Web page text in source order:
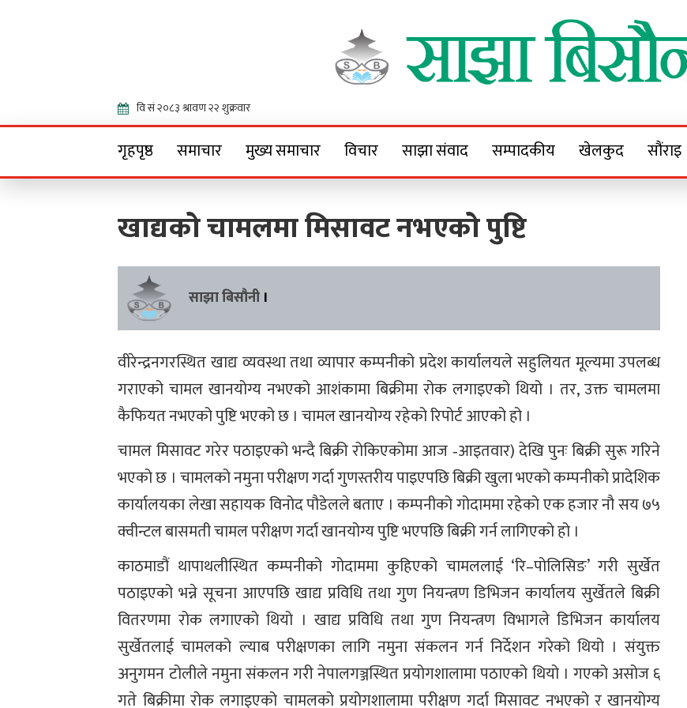
Sajha Bisaunee
गृहपृष्ठ समाचार मुख्य समाचार विचार साझा संवाद सम्पादकीय खेलकुद सौंराइ
खाद्यको चामलमा मिसावट नभएको पुष्टि
साझा बिसौनी ।
वीरेन्द्रनगरस्थित खाद्य व्यवस्था तथा व्यापार कम्पनीको प्रदेश कार्यालयले सहुलियत मूल्यमा उपलब्ध
गराएको चामल खानयोग्य नभएको आशंकामा बिक्रीमा रोक लगाइएको थियो । तर, उक्त चामलमा
कैफियत नभएको पुष्टि भएको छ । चामल खानयोग्य रहेको रिपोर्ट आएको हो ।
चामल मिसावट गरेर पठाइएको भन्दै बिक्री रोकिएकोमा आज ‐आइतवार) देखि पुनः बिक्री सुरू गरिने
भएको छ । चामलको नमुना परीक्षण गर्दा गुणस्तरीय पाइएपछि बिक्री खुला भएको कम्पनीको प्रादेशिक
कार्यालयका लेखा सहायक विनोद पौडेलले बताए । कम्पनीको गोदाममा रहेको एक हजार नौ सय ७५
क्वीन्टल बासमती चामल परीक्षण गर्दा खानयोग्य पुष्टि भएपछि बिक्री गर्न लागिएको हो ।
काठमाडौं थापाथलीस्थित कम्पनीको गोदाममा कुहिएको चामललाई ‘रि–पोलिसिङ’ गरी सुर्खेत
पठाइएको भन्ने सूचना आएपछि खाद्य प्रविधि तथा गुण नियन्त्रण डिभिजन कार्यालय सुर्खेतले बिक्री
वितरणमा रोक लगाएको थियो । खाद्य प्रविधि तथा गुण नियन्त्रण विभागले डिभिजन कार्यालय
सुर्खेतलाई चामलको ल्याब परीक्षणका लागि नमुना संकलन गर्न निर्देशन गरेको थियो । संयुक्त
अनुगमन टोलीले नमुना संकलन गरी नेपालगञ्जस्थित प्रयोगशालामा पठाएको थियो । गएको असोज ६
गते बिक्रीमा रोक लगाइएको चामलको प्रयोगशालामा परीक्षण गर्दा मिसावट नभएको र खानयोग्य